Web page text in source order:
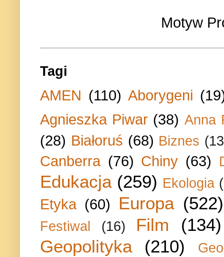
Motyw
Tagi
AMEN (110) Aborygeni
Agnieszka Piwar (38) Anna
(28) Białoruś (68) Biznes
Canberra (76) Chiny (63)
Edukacja (259) Ekologia
Etyka (60) Europa (522)
Festiwal (16) Film
(134)
Geopolityka
(210)